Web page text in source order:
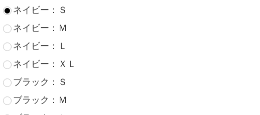
ネイビー：Ｓ
ネイビー：Ｍ
ネイビー：Ｌ
ネイビー：ＸＬ
ブラック：Ｓ
ブラック：Ｍ